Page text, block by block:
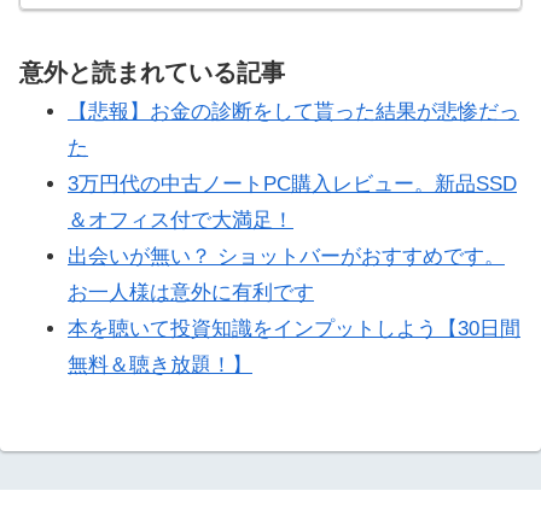
意外と読まれている記事
【悲報】お金の診断をして貰った結果が悲惨だっ
た
3万円代の中古ノートPC購入レビュー。新品SSD
＆オフィス付で大満足！
出会いが無い？ ショットバーがおすすめです。
お一人様は意外に有利です
本を聴いて投資知識をインプットしよう【30日間
無料＆聴き放題！】